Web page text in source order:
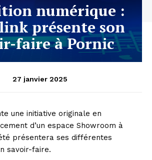
numérique :
présente son
faire à Pornic
27 janvier 2025
une initiative originale en
d’un espace Showroom à
présentera ses différentes
savoir-faire.